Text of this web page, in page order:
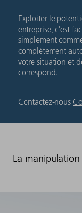
Exploiter le
entreprise, c'est
simplement
complètement
votre situation et
correspond.
Contactez-nous
La